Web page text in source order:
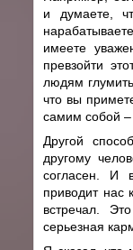
и думаете,
имеете
превзойти
людям
что вы
самим собой –
Другой
другому
согласен. И
приводит нас
встречал.
серьезная